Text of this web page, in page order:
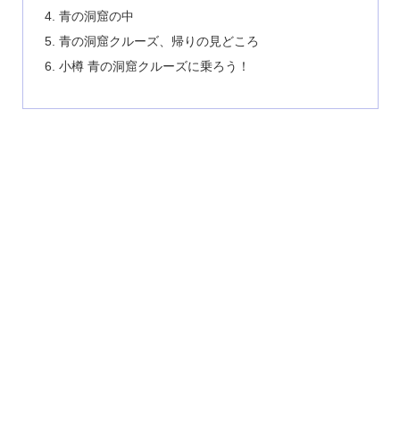
青の洞窟の中
青の洞窟クルーズ、帰りの見どころ
小樽 青の洞窟クルーズに乗ろう！